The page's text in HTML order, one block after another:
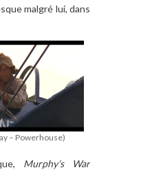
malgré lui, dans
– Powerhouse)
Murphy’s War